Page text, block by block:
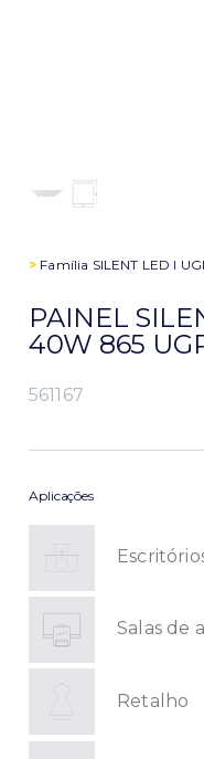
> Família SILENT LED I
PAINEL
40W 865
561167
Aplicações
Salas de
Retalho